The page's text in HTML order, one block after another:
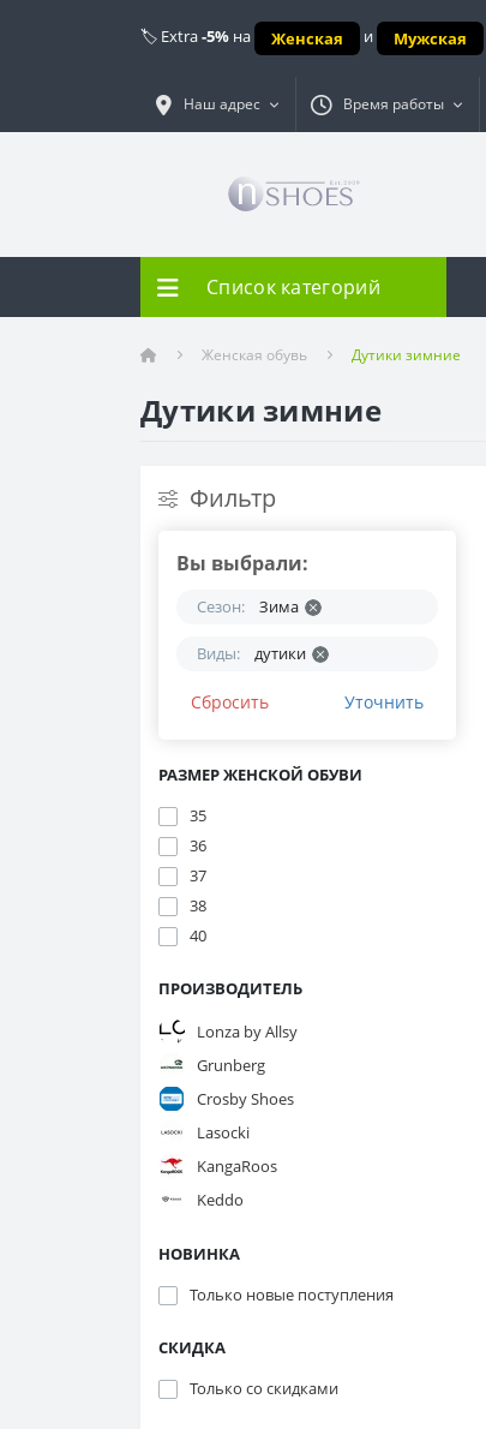
🏷️ Extra-5% на Женская и Мужская
Наш адрес Время работы
Список категорий
Женская обувь Дутики зимние
Дутики зимние
Фильтр
Вы выбрали:
Сезон: Зима
Виды: дутики
Сбросить Уточнить
РАЗМЕР ЖЕНСКОЙ ОБУВИ
35
36
37
38
40
ПРОИЗВОДИТЕЛЬ
Lonza by Allsy
Grunberg
Crosby Shoes
Lasocki
KangaRoos
Keddo
НОВИНКА
Только новые поступления
СКИДКА
Только со cкидками